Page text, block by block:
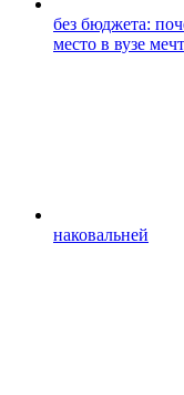
без бюджета:
место в вузе
наковальней